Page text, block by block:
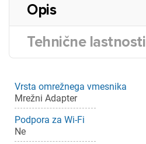
Opis
Tehnične lastnosti
Vrsta omrežnega vmesnika
Mrežni Adapter
Podpora za Wi-Fi
Ne